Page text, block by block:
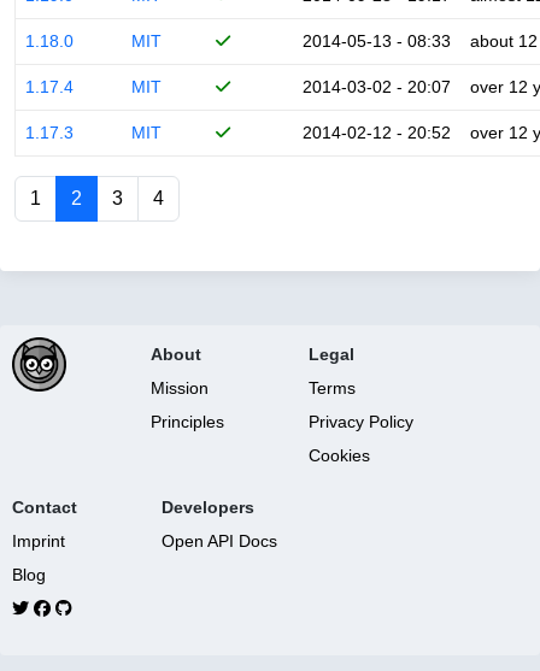
1.18.0 MIT 2014-05-13 - 08:33 about
1.17.4 MIT 2014-03-02 - 20:07 over 12
1.17.3 MIT 2014-02-12 - 20:52 over 12
1 2 3 4
About
Mission
Principles
Legal
Terms
Privacy Policy
Cookies
Contact
Imprint
Blog
Developers
Open API Docs